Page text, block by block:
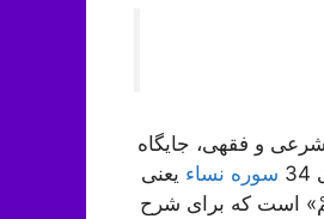
و فقهی، جایگاه
سوره نساء یعنی
است که برای شرح